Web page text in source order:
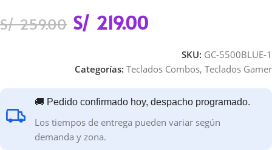
S/259.00 S/ 219.00
SKU: GC-5500BLUE-1
Categorías: Teclados Combos, Teclados Gamer
🚚 Pedido confirmado hoy, despacho programado.
Los tiempos de entrega pueden variar según
demanda y zona.